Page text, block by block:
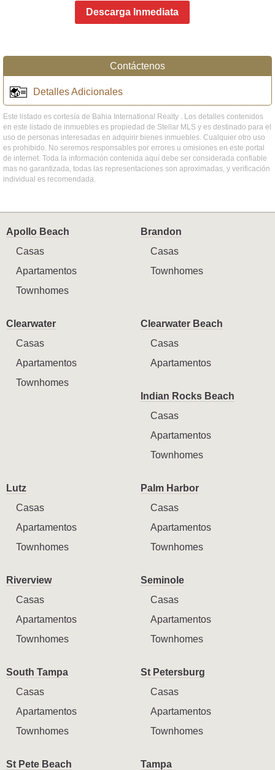
Descarga Inmediata
Contáctenos
Detalles Adicionales
Este listado es cortesía de Bahia International Realty . Los detalles contenidos
en este listado de inmuebles es propiedad de Stellar MLS y es destinado para el
uso de personas interesadas en adquirir bienes inmuebles. Cualquier otro uso
es prohibido. No seremos responsables por errores u omisiones en este portal
de internet. Toda la información contenida aquí debe ser considerada confiable
mas no garantizada, todas las representaciones son aproximadas, y verificación
individual es recomendada.
Apollo Beach
Casas
Apartamentos
Townhomes
Brandon
Casas
Townhomes
Clearwater
Casas
Apartamentos
Townhomes
Clearwater Beach
Casas
Apartamentos
Indian Rocks Beach
Casas
Apartamentos
Townhomes
Lutz
Casas
Apartamentos
Townhomes
Palm Harbor
Casas
Apartamentos
Townhomes
Riverview
Casas
Apartamentos
Townhomes
Seminole
Casas
Apartamentos
Townhomes
South Tampa
Casas
Apartamentos
Townhomes
St Petersburg
Casas
Apartamentos
Townhomes
St Pete Beach
Tampa